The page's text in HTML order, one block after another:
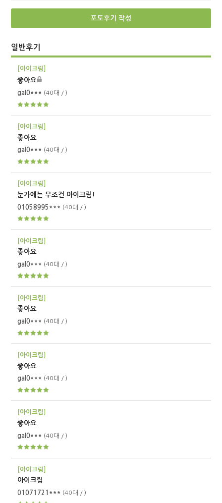
포토후기 작성
일반후기
[아이크림]
좋아요
gal0*** (40대 / )
[아이크림]
좋아요
gal0*** (40대 / )
[아이크림]
눈가에는 무조건 아이크림!
01058995*** (40대 / )
[아이크림]
좋아요
gal0*** (40대 / )
[아이크림]
좋아요
gal0*** (40대 / )
[아이크림]
좋아요
gal0*** (40대 / )
[아이크림]
좋아요
gal0*** (40대 / )
[아이크림]
아이크림
01071721*** (40대 / )